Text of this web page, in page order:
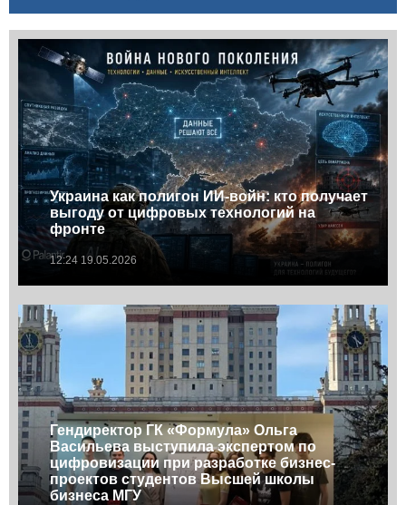
Украина как полигон ИИ-войн: кто получает
выгоду от цифровых технологий на
фронте
12:24 19.05.2026
Гендиректор ГК «Формула» Ольга
Васильева выступила экспертом по
цифровизации при разработке бизнес-
проектов студентов Высшей школы
бизнеса МГУ